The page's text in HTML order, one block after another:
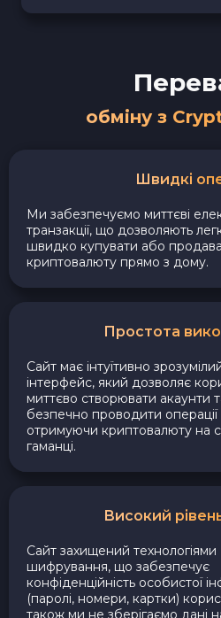
обміну з
Швидкі
Ми забезпечуємо миттєві
транзакції, що дозволяють
швидко купувати або
криптовалюту прямо з дому.
Простота
Сайт має інтуїтивно
інтерфейс, який дозволяє
миттєво створювати акаунти
безпечно проводити операції
отримуючи криптовалюту на
гаманці.
Високий
Сайт захищений технологіями
шифрування, що забезпечує
конфіденційність особистої
(паролі, номери, картки)
також ми не зберігаємо дані